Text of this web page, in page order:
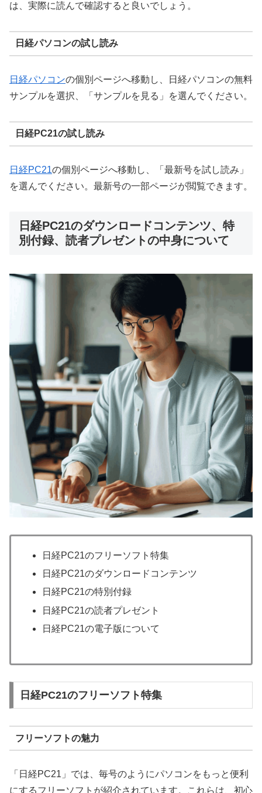
は、実際に読んで確認すると良いでしょう。
日経パソコンの試し読み
日経パソコンの個別ページへ移動し、日経パソコンの無料
サンプルを選択、「サンプルを見る」を選んでください。
日経PC21の試し読み
日経PC21の個別ページへ移動し、「最新号を試し読み」
を選んでください。最新号の一部ページが閲覧できます。
日経PC21のダウンロードコンテンツ、特
別付録、読者プレゼントの中身について
日経PC21のフリーソフト特集
日経PC21のダウンロードコンテンツ
日経PC21の特別付録
日経PC21の読者プレゼント
日経PC21の電子版について
日経PC21のフリーソフト特集
フリーソフトの魅力
「日経PC21」では、毎号のようにパソコンをもっと便利
にするフリーソフトが紹介されています。これらは、初心